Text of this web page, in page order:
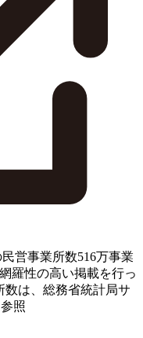
営事業所数516万事業
羅性の高い掲載を行っ
数は、総務省統計局サ
照